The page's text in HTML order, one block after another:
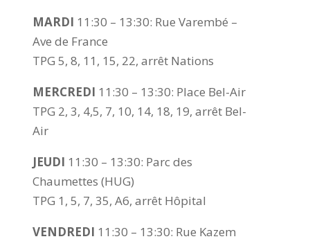
MARDI 11:30 – 13:30: Rue Varembé –
Ave de France
TPG 5, 8, 11, 15, 22, arrêt Nations
MERCREDI 11:30 – 13:30: Place Bel-Air
TPG 2, 3, 4,5, 7, 10, 14, 18, 19, arrêt Bel-
Air
JEUDI 11:30 – 13:30: Parc des
Chaumettes (HUG)
TPG 1, 5, 7, 35, A6, arrêt Hôpital
VENDREDI 11:30 – 13:30: Rue Kazem